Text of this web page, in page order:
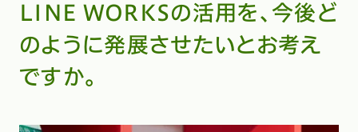
LINE WORKSの活用を、今後ど
のように発展させたいとお考え
ですか。